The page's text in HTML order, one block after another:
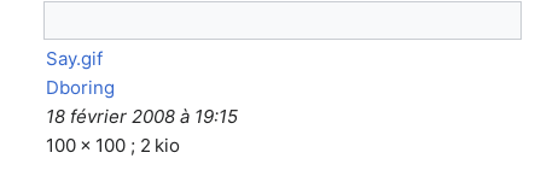
Say.gif
Dboring
18 février 2008 à 19:15
100 × 100 ; 2 kio